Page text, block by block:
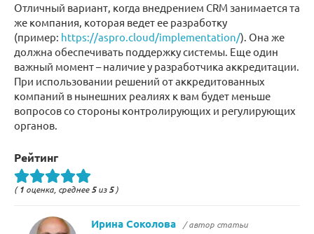
Отличный вариант, когда внедрением CRM занимается та
же компания, которая ведет ее разработку
(пример: https://aspro.cloud/implementation/). Она же
должна обеспечивать поддержку системы. Еще один
важный момент – наличие у разработчика аккредитации.
При использовании решений от аккредитованных
компаний в нынешних реалиях к вам будет меньше
вопросов со стороны контролирующих и регулирующих
органов.
Рейтинг
(1 оценка, среднее5из5)
Ирина Соколова / автор статьи